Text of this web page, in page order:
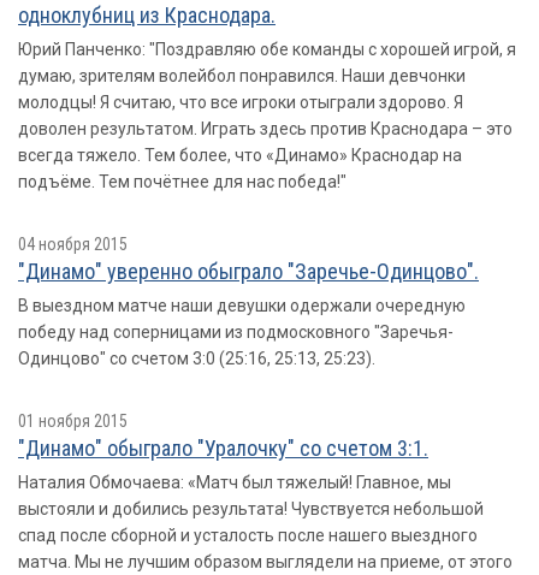
одноклубниц из Краснодара.
Юрий Панченко: "Поздравляю обе команды с хорошей игрой, я
думаю, зрителям волейбол понравился. Наши девчонки
молодцы! Я считаю, что все игроки отыграли здорово. Я
доволен результатом. Играть здесь против Краснодара – это
всегда тяжело. Тем более, что «Динамо» Краснодар на
подъёме. Тем почётнее для нас победа!"
04 ноября 2015
"Динамо" уверенно обыграло "Заречье-Одинцово".
В выездном матче наши девушки одержали очередную
победу над соперницами из подмосковного "Заречья-
Одинцово" со счетом 3:0 (25:16, 25:13, 25:23).
01 ноября 2015
"Динамо" обыграло "Уралочку" со счетом 3:1.
Наталия Обмочаева: «Матч был тяжелый! Главное, мы
выстояли и добились результата! Чувствуется небольшой
спад после сборной и усталость после нашего выездного
матча. Мы не лучшим образом выглядели на приеме, от этого